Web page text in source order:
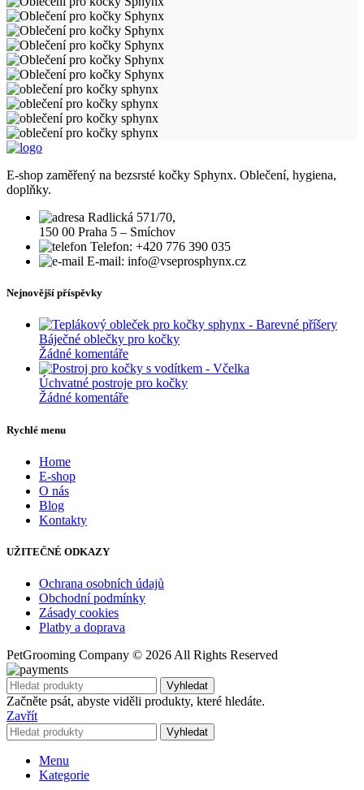
E-shop zaměřený na bezsrsté kočky Sphynx. Oblečení, hygiena,
doplňky.
Radlická 571/70,
150 00 Praha 5 – Smíchov
Telefon: +420 776 390 035
E-mail: info@vseprosphynx.cz
Nejnovější příspěvky
Báječné oblečky pro kočky
Žádné komentáře
Úchvatné postroje pro kočky
Žádné komentáře
Rychlé menu
Home
E-shop
O nás
Blog
Kontakty
UŽITEČNÉ ODKAZY
Ochrana osobních údajů
Obchodní podmínky
Zásady cookies
Platby a doprava
PetGrooming Company © 2026 All Rights Reserved
Vyhledat
Začněte psát, abyste viděli produkty, které hledáte.
Zavřít
Vyhledat
Menu
Kategorie